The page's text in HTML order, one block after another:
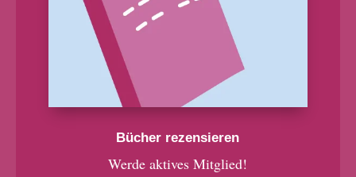
Bücher rezensieren
Werde aktives Mitglied!